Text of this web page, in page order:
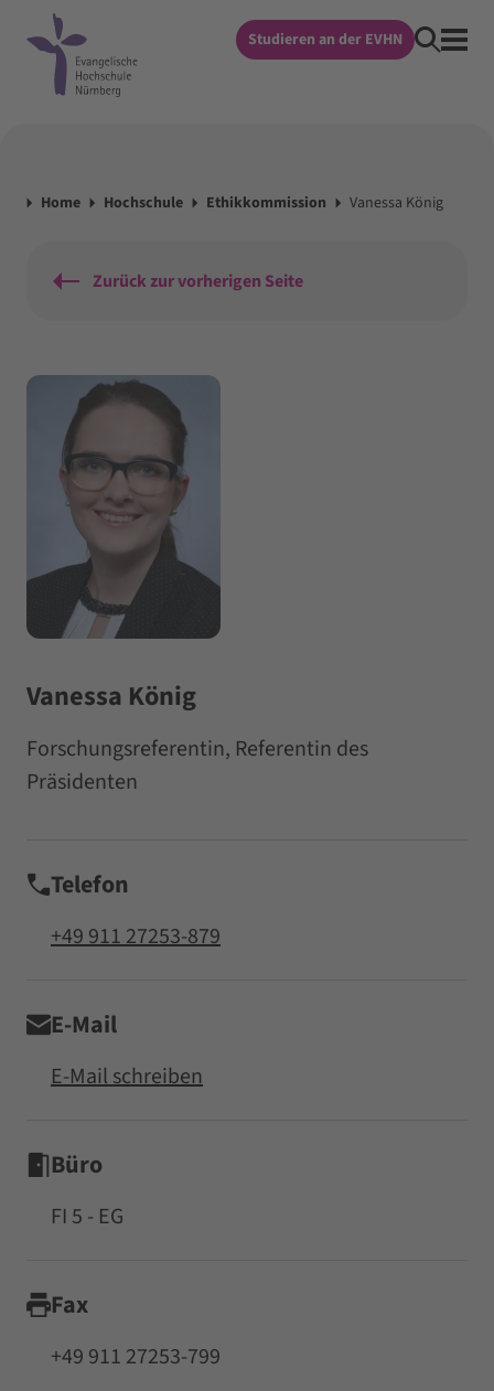
Studieren an der EVHN
Home Hochschule Ethikkommission Vanessa König
Zurück zur vorherigen Seite
Vanessa König
Forschungsreferentin, Referentin des
Präsidenten
Telefon
+49 911 27253-879
E-Mail
E-Mail schreiben
Büro
FI 5 - EG
Fax
+49 911 27253-799